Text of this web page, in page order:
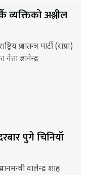
व्यक्तिको अश्लील
प्रजातन्त्र पार्टी (राप्रपा)
ज्ञानेन्द्र
पुगे चिनियाँ
वालेन्द्र शाह